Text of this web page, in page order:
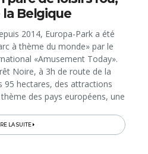
la Belgique
2014, Europa-Park a été
à thème du monde» par le
«Amusement Today».
Noire, à 3h de route de la
95 hectares, des attractions
des pays européens, une
un nouveau parc aquatique.
avril pour la saison 2019 et les
LA SUITE